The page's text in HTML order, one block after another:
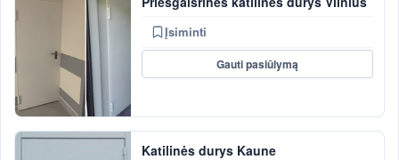
Įsiminti
Gauti pasiūlymą
Katilinės durys Kaune